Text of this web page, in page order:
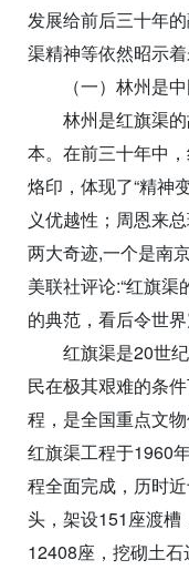
发展给前后三十年
渠精神等依然昭示
（一）林州是中
林州是红旗渠的
本。在前三十年中
烙印，体现了“精神
义优越性；周恩来
两大奇迹,一个是南
美联社评论:“红旗
的典范，看后令世界
红旗渠是20世纪
民在极其艰难的条
程，是全国重点文物
红旗渠工程于1960
程全面完成，历时
头，架设151座渡槽
12408座，挖砌土